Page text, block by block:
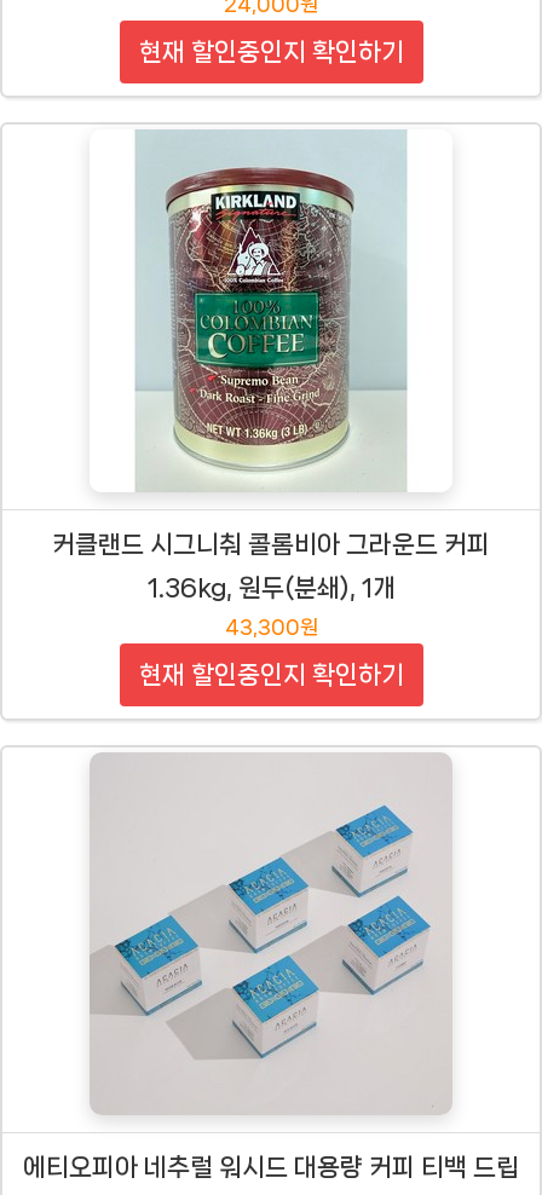
현재 할인중인지 확인하기
커클랜드 시그니춰 콜롬비아 그라운드 커피
1.36kg, 원두(분쇄), 1개
43,300원
현재 할인중인지 확인하기
에티오피아 네추럴 워시드 대용량 커피 티백 드립